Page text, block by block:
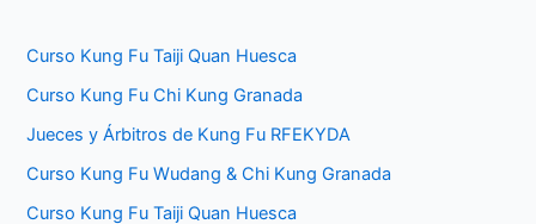
Curso Kung Fu Taiji Quan Huesca
Curso Kung Fu Chi Kung Granada
Jueces y Árbitros de Kung Fu RFEKYDA
Curso Kung Fu Wudang & Chi Kung Granada
Curso Kung Fu Taiji Quan Huesca